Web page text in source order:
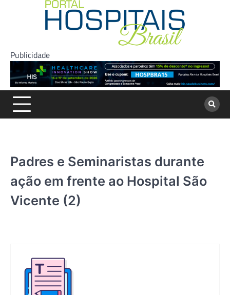
Publicidade
Padres e Seminaristas durante
ação em frente ao Hospital São
Vicente (2)